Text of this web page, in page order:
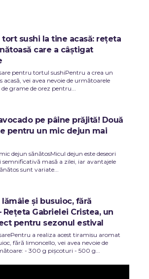
tort sushi la tine acasă: rețeta
care a câștigat
pentru tortul sushiPentru a crea un
acasă, vei avea nevoie de următoarele
grame de orez pentru...
pe pâine prăjită! Două
pentru un mic dejun mai
dejun sănătosMicul dejun este deseori
semnificativă masă a zilei, iar avantajele
sunt variate...
și busuioc, fără
Rețeta Gabrielei Cristea, un
pentru sezonul estival
a realiza acest tiramisu aromat
fără limoncello, vei avea nevoie de
- 300 g pișcoturi - 500 g...